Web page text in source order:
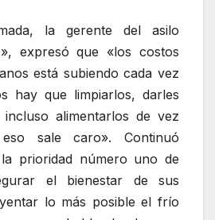
la gerente del asilo
expresó que «los costos
está subiendo cada vez
hay que limpiarlos, darles
incluso alimentarlos de vez
sale caro». Continuó
prioridad número uno de
el bienestar de sus
lo más posible el frío